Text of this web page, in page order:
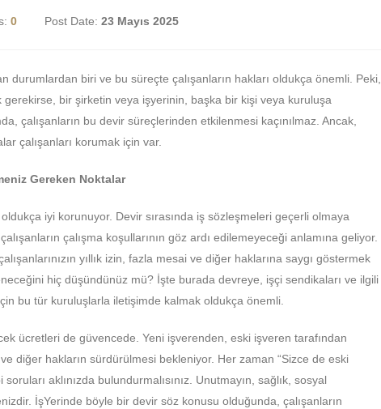
0 Post Date: 23 Mayıs 2025
durumlardan biri ve bu süreçte çalışanların hakları oldukça önemli. Peki,
gerekirse, bir şirketin veya işyerinin, başka bir kişi veya kuruluşa
çalışanların bu devir süreçlerinden etkilenmesi kaçınılmaz. Ancak,
çalışanları korumak için var.
Gereken Noktalar
iyi korunuyor. Devir sırasında iş sözleşmeleri geçerli olmaya
çalışma koşullarının göz ardı edilemeyeceği anlamına geliyor.
yıllık izin, fazla mesai ve diğer haklarına saygı göstermek
hiç düşündünüz mü? İşte burada devreye, işçi sendikaları ve ilgili
bu tür kuruluşlarla iletişimde kalmak oldukça önemli.
ücretleri de güvencede. Yeni işverenden, eski işveren tarafından
diğer hakların sürdürülmesi bekleniyor. Her zaman “Sizce de eski
aklınızda bulundurmalısınız. Unutmayın, sağlık, sosyal
İşYerinde böyle bir devir söz konusu olduğunda, çalışanların